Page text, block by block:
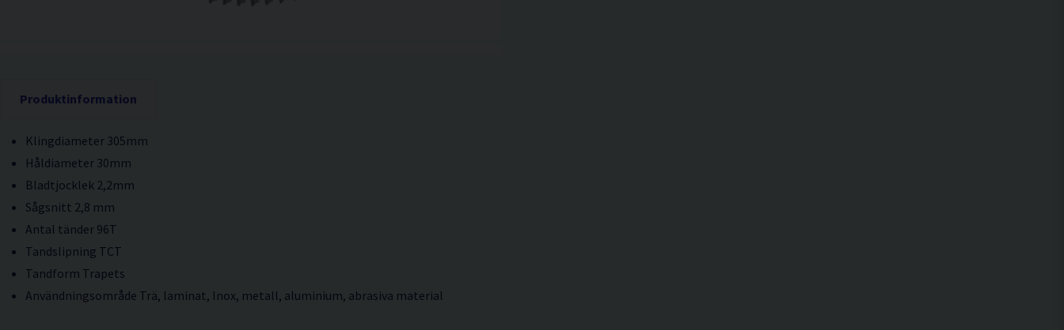
Produktinformation
Klingdiameter 305mm
Håldiameter 30mm
Bladtjocklek 2,2mm
Sågsnitt 2,8 mm
Antal tänder 96T
Tandslipning TCT
Tandform Trapets
Användningsområde Trä, laminat, Inox, metall, aluminium, abrasiva material